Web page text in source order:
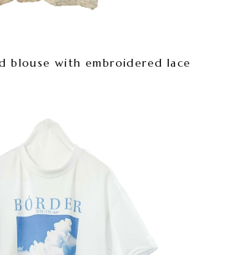
blouse with embroidered lace